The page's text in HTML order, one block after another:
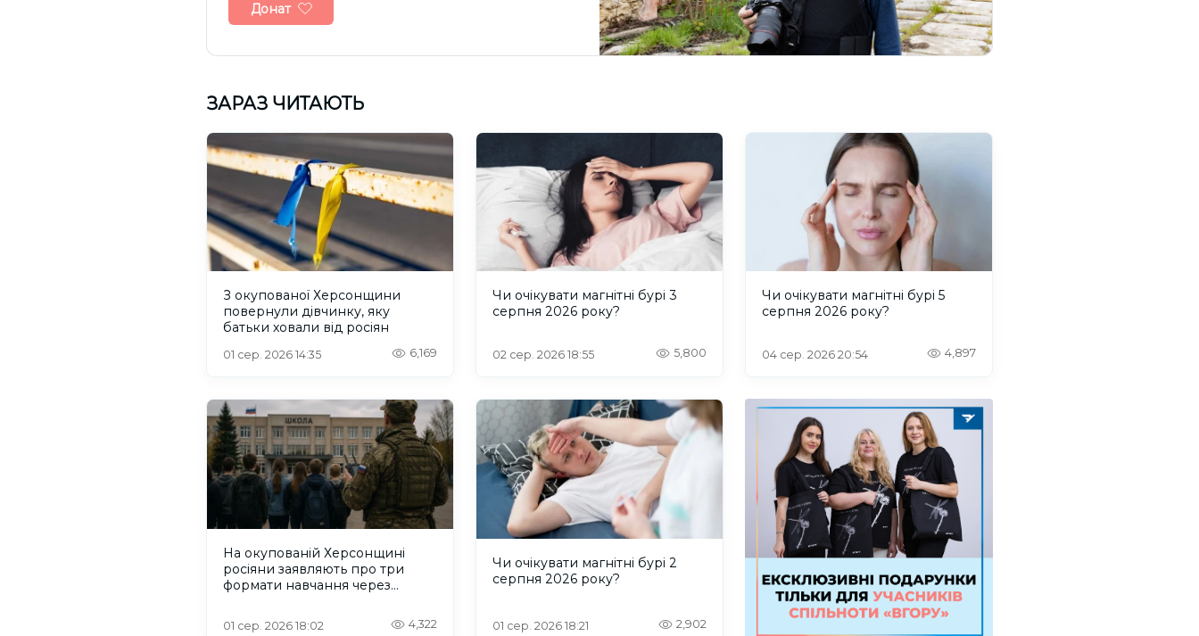
Донат
ЗАРАЗ ЧИТАЮТЬ
З окупованої Херсонщини
повернули дівчинку, яку
батьки ховали від росіян
01 сер. 2026 14:35 6,169
Чи очікувати магнітні бурі 3
серпня 2026 року?
02 сер. 2026 18:55 5,800
Чи очікувати магнітні бурі 5
серпня 2026 року?
04 сер. 2026 20:54 4,897
На окупованій Херсонщині
росіяни заявляють про три
формати навчання через
01 сер. 2026 18:02 4,322
Чи очікувати магнітні бурі 2
серпня 2026 року?
01 сер. 2026 18:21 2,902